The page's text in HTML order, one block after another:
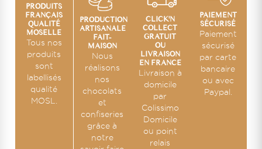
PRODUITS
FRANÇAIS
QUALITÉ
MOSELLE
Tous nos
produits
sont
labellisés
qualité
MOSL.
PRODUCTION
ARTISANALE
FAIT-
MAISON
Nous
réalisons
nos
chocolats
et
confiseries
grâce à
notre
CLICK'N
COLLECT
GRATUIT
OU
LIVRAISON
EN FRANCE
Livraison à
domicile
par
Colissimo
Domicile
ou point
relais
PAIEMENT
SÉCURISÉ
Paiement
sécurisé
par carte
bancaire
ou avec
Paypal.